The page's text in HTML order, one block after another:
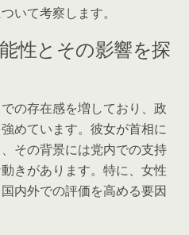
いて考察します。
性とその影響を探
の存在感を増しており、政
めています。彼女が首相に
その背景には党内での支持
きがあります。特に、女性
内外での評価を高める要因